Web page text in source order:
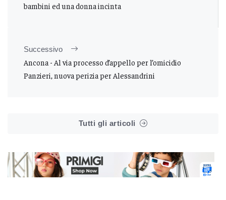
bambini ed una donna incinta
Successivo
Ancona - Al via processo d’appello per l’omicidio
Panzieri, nuova perizia per Alessandrini
Tutti gli articoli